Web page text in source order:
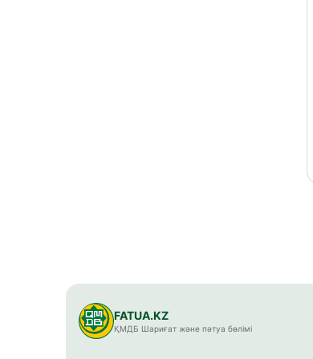
FATUA.KZ
ҚМДБ Шариғат және пәтуа бөлімі